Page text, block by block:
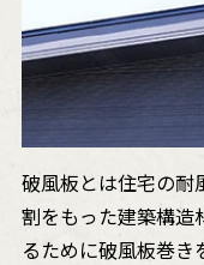
破風板とは住宅の耐
割をもった建築構造
るために破風板巻き